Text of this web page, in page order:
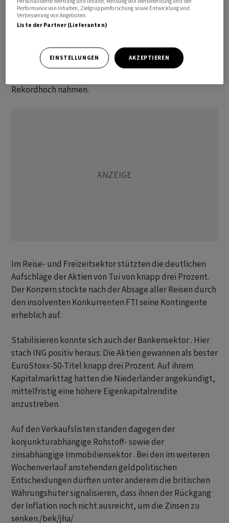
Im europäischen Sektorvergleich waren am Montag
auch Aktien von Technologieunternehmen gefragt. Die
diesen Sektor. Die Papiere des Chipausrüsters ASML
legten im EuroStoxx 50 um 1,7 Prozent zu, womit sie
Rekordhoch nahmen.
Im Reise- und Freizeitsektor stützten die deutlichen
Aufschläge der Aktien von Tui von knapp drei Prozent.
Der Konzern stockte nach der Absage aller Reisen durch
den insolventen Konkurrenten FTI seine Kontingente
erheblich auf.
Stabilisieren konnte sich auch der Bankensektor . Hier
stach ING positiv heraus: Die Aktien gewannen als bester
EuroStoxx-50-Titel knapp drei Prozent. Auf ihrem
Kapitalmarkttag hatten die Niederländer angekündigt,
mittelfristig eine höhere Eigenkapitalrendite
anzustreben.
Auf den Verkaufslisten standen dagegen der
konjunkturabhängige Rohstoff- sowie der
zinsabhängige Immobiliensektor . Bei den im weiteren
Wochenverlauf anstehenden geldpolitischen
Entscheidungen dürften unter anderem die britischen
Währungshüter signalisieren, dass ihnen der Rückgang
der Inflation noch nicht ausreicht, um die Zinsen zu
senken./bek/jha/
Performance von Inhalten, Zielgruppenforschung sowie Entwicklung und
Verbesserung von Angeboten.
Liste der Partner (Lieferanten)
EINSTELLUNGEN AKZEPTIEREN